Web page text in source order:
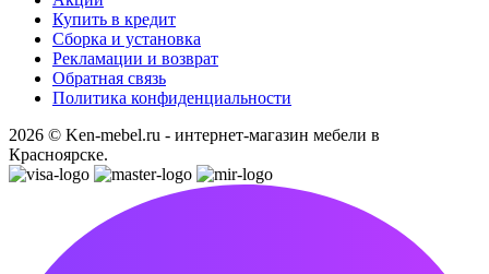
Купить в кредит
Сборка и установка
Рекламации и возврат
Обратная связь
Политика конфиденциальности
2026 © Ken-mebel.ru - интернет-магазин мебели в
Красноярске.